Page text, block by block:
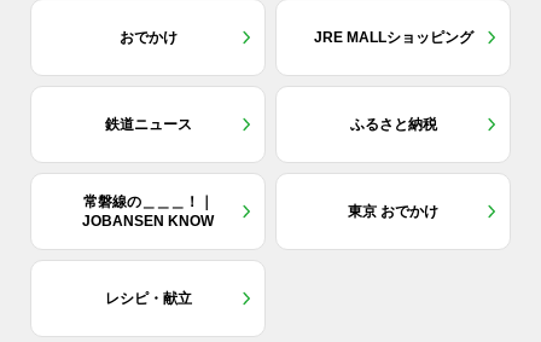
おでかけ JRE MALLショッピング
鉄道ニュース ふるさと納税
常磐線の＿＿＿！｜
JOBANSEN KNOW
東京 おでかけ
レシピ・献立